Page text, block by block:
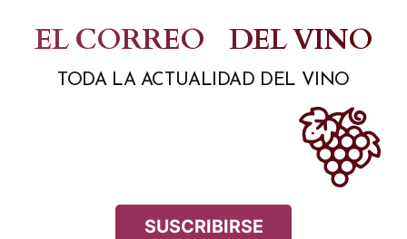
contenido
EL CORREO DEL VINO
TODA LA ACTUALIDAD DEL VINO
SUSCRIBIRSE